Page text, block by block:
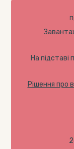
На підставі
Рішення про